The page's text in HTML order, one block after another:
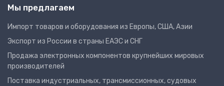
Мы предлагаем
Импорт товаров и оборудования из Европы, США, Азии
Экспорт из России в страны ЕАЭС и СНГ
Продажа электронных компонентов крупнейших мировых
производителей
Поставка индустриальных, трансмиссионных, судовых